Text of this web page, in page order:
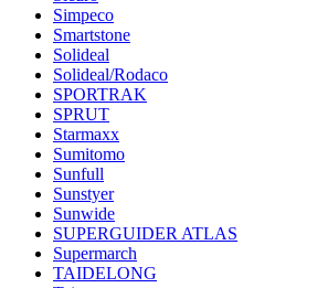
Simpeco
Smartstone
Solideal
Solideal/Rodaco
SPORTRAK
SPRUT
Starmaxx
Sumitomo
Sunfull
Sunstyer
Sunwide
SUPERGUIDER ATLAS
Supermarch
TAIDELONG